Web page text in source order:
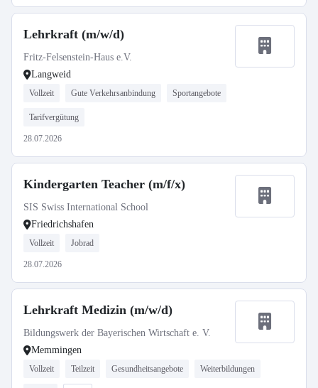
Lehrkraft (m/w/d)
Fritz-Felsenstein-Haus e.V.
Langweid
Vollzeit Gute Verkehrsanbindung Sportangebote
Tarifvergütung
28.07.2026
Kindergarten Teacher (m/f/x)
SIS Swiss International School
Friedrichshafen
Vollzeit Jobrad
28.07.2026
Lehrkraft Medizin (m/w/d)
Bildungswerk der Bayerischen Wirtschaft e. V.
Memmingen
Vollzeit Teilzeit Gesundheitsangebote Weiterbildungen